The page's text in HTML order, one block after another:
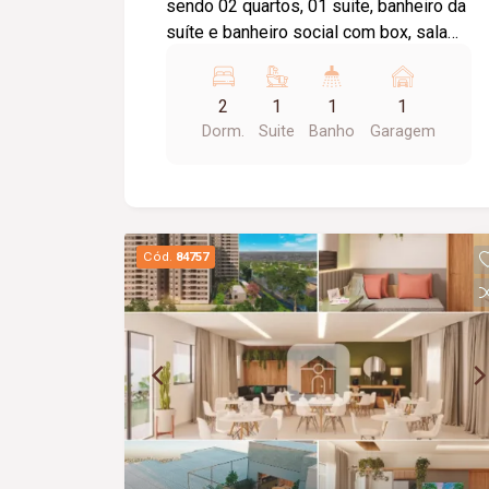
sendo 02 quartos, 01 suite, banheiro da
suíte e banheiro social com box, sala
elevador privativo, 01 vaga de garagem,
portaria 24 horas, salão de festas,
piscina, área gourmet, campo infantil.
2
Dorm.
1
Suite
1
Banho
1
Garagem
Cód. 84757